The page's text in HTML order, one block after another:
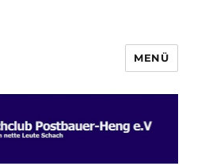
Heng e.V.
MENÜ